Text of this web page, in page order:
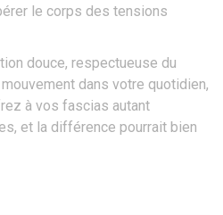
le corps des tensions
douce, respectueuse du
dans votre quotidien,
à vos fascias autant
et la différence pourrait bien